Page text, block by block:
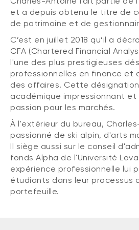
et a depuis obtenu le titre de
de patrimoine et de
C’est en juillet 2018 qu’il a
CFA (Chartered Financial
l'une des plus prestigieuses
professionnelles en finance et
des affaires. Cette
académique impressionnant
passion pour les marchés.
À l'extérieur du bureau,
passionné de ski alpin, d'arts
Il siège aussi sur le conseil
fonds Alpha de l'Université
expérience professionnelle lui
étudiants dans leur processus
portefeuille.